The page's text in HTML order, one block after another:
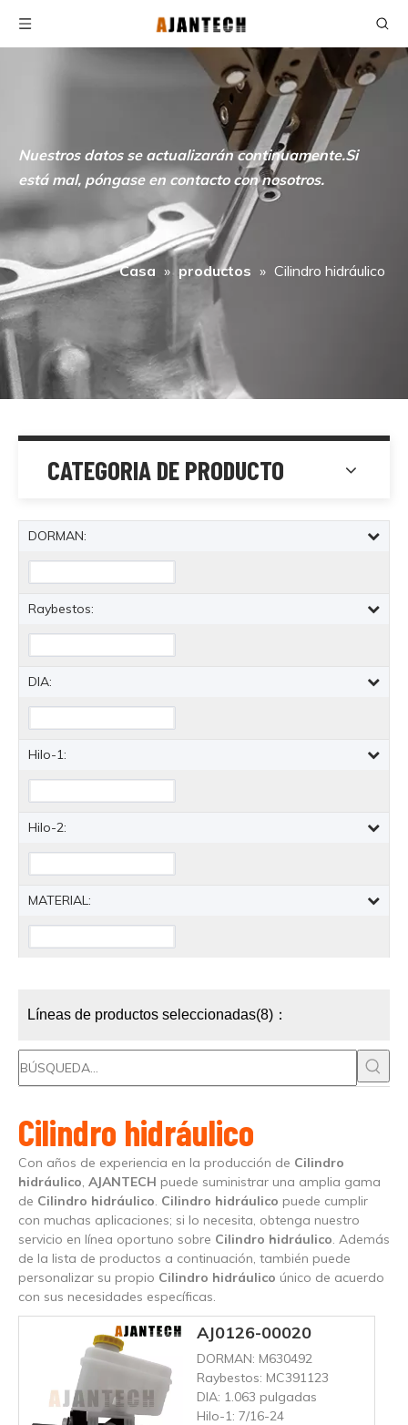
Nuestros datos se actualizarán continuamente.Si
está mal, póngase en contacto con nosotros.
Casa » productos » Cilindro hidráulico
CATEGORIA DE PRODUCTO
DORMAN:
Raybestos:
DIA:
Hilo-1:
Hilo-2:
MATERIAL:
Líneas de productos seleccionadas(8)：
Cilindro hidráulico
Con años de experiencia en la producción de Cilindro
hidráulico, AJANTECH puede suministrar una amplia gama
de Cilindro hidráulico. Cilindro hidráulico puede cumplir
con muchas aplicaciones; si lo necesita, obtenga nuestro
servicio en línea oportuno sobre Cilindro hidráulico. Además
de la lista de productos a continuación, también puede
personalizar su propio Cilindro hidráulico único de acuerdo
con sus necesidades específicas.
AJ0126-00020
DORMAN: M630492
Raybestos: MC391123
DIA: 1.063 pulgadas
Hilo-1: 7/16-24